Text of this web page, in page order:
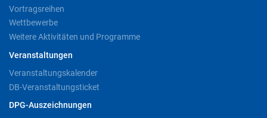
Vortragsreihen
Wettbewerbe
Weitere Aktivitäten und Programme
Veranstaltungen
Veranstaltungskalender
DB-Veranstaltungsticket
DPG-Auszeichnungen